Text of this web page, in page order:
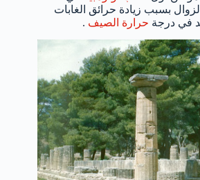
بسبب زيادة حرائق الغابات
في درجة حرارة الصيف .